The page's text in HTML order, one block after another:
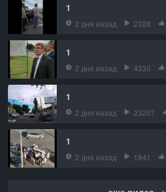
1
2 дня назад 2328
1
2 дня назад 4330
1
2 дня назад 23207
1
2 дня назад 1841